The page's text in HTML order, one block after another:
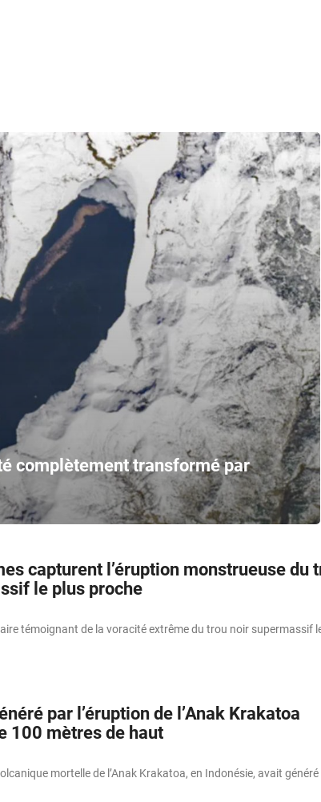
complètement transformé par
capturent l’éruption monstrueuse du
le plus proche
témoignant de la voracité extrême du trou noir supermassif
par l’éruption de l’Anak Krakatoa
100 mètres de haut
mortelle de l’Anak Krakatoa, en Indonésie, avait généré